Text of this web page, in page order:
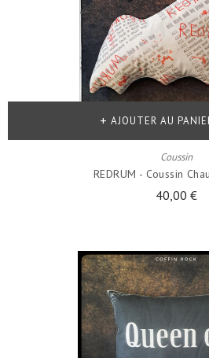
Coussin
REDRUM - Coussin
40,00 €
AJOUTER AU